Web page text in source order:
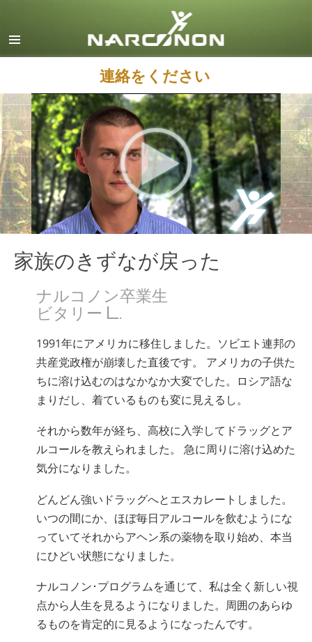
デンマーク語
ドイツ語
ギリシャ語
スペイン語（ラテン）
フランス語
ヘブライ語
マジャール語
イタリア語
マケドニア語
ポルトガル語
ロシア語
スウェーデン語
アラビア語
ウクライナ語
クロアチア語
トルコ語
連絡をください
家族のきずなが戻った
ナルコノン卒業生
ビタリー L.
1991年にアメリカに移住しました。ソビエト連邦の
共産党政権が崩壊した直後です。 アメリカの子供た
ちに溶け込むのはなかなか大変でした。ロシア語な
まりだし、着ているものも変に見えるし。
それから数年が経ち、高校に入学してドラッグとア
ルコールを教えられました。 急に周りに溶け込めた
気分になりました。
どんどん強いドラッグへとエスカレートしました。
いつの間にか、ほぼ毎日アルコールを飲むようにな
っていてそれからアヘン系の薬物を取り始め、本当
にひどい状態になりました。
ナルコノン･プログラムを通じて、私は全く新しい視
点から人生を見るようになりました。周囲のあらゆ
るものを肯定的に見るようになったんです。